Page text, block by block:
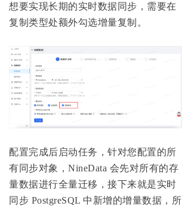
想要实现长期的实时数据同步，需要在
复制类型处额外勾选增量复制。
配置完成后启动任务，针对您配置的所
有同步对象，NineData 会先对所有的存
量数据进行全量迁移，接下来就是实时
同步 PostgreSQL 中新增的增量数据，所